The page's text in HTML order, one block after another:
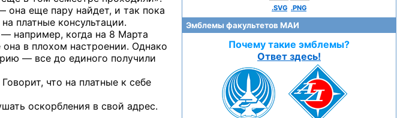
она еще пару найдет, и так пока
платные консультации.
например, когда на 8 Марта
в плохом настроении. Однако
— все до единого получили
что на платные к себе
оскорбления в свой адрес.
.SVG .PNG
Эмблемы факультетов МАИ
Почему такие эмблемы?
Ответ здесь!